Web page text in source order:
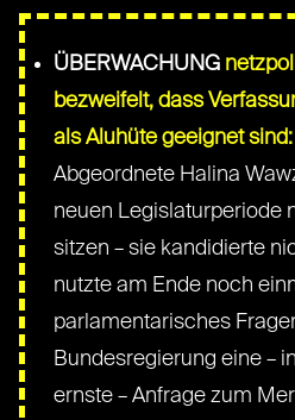
ÜBERWACHUNG
bezweifelt, dass
als Aluhüte geeignet sind:
Abgeordnete Halina
neuen Legislaturperiode
sitzen – sie kandidierte
nutzte am Ende noch
parlamentarisches
Bundesregierung eine –
ernste – Anfrage zum